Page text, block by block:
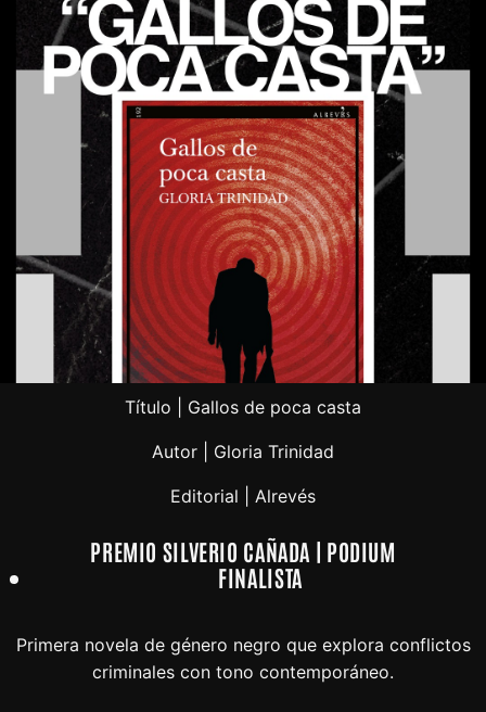
Título | Gallos de poca casta
Autor | Gloria Trinidad
Editorial | Alrevés
PREMIO SILVERIO CAÑADA | PODIUM
FINALISTA
Primera novela de género negro que explora conflictos
criminales con tono contemporáneo.